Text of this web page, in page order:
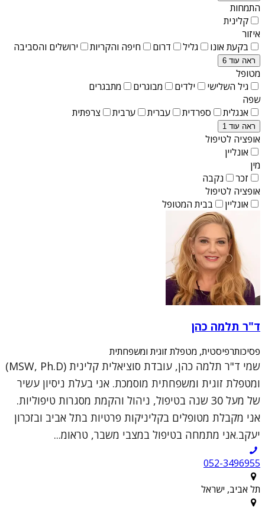
התמחות
קלינית
איזור
בקעת אונו
גליל דרום חיפה והקריות ירושלים והסביבה
ראה עוד 6
מטופל
גיל השלישי
ילדים מבוגרים
מתבגרים
שפה
אנגלית
ספרדית עברית ערבית צרפתית
ראה עוד 1
אופציה לטיפול
אונליין
מין
זכר
נקבה
אופציה לטיפול
אונליין
בבית המטופל
ד"ר תלמה כהן
פסיכותרפיסטית, מטפלת זוגית ומשפחתית
שמי ד"ר תלמה כהן, עובדת סוציאלית קלינית (MSW, Ph.D)
ומטפלת זוגית ומשפחתית מוסמכת. אני בעלת ניסיון עשיר
של מעל 30 שנה בטיפול, ניהול והקמת מסגרות טיפוליות.
אני מקבלת מטופלים בקליניקות פרטיות בתל אביב ובזכרון
יעקב.אני מתמחה בטיפול במצבי משבר, טראומ...
052-3496955
תל אביב, ישראל